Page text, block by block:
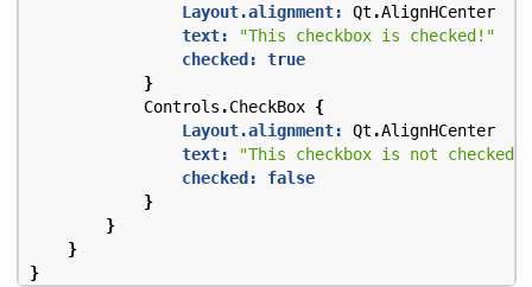
Layout.alignment:
Qt .AlignHCenter
text:
"This checkbox is checked!"
checked:
true
}
Controls .CheckBox {
Layout.alignment:
Qt .AlignHCenter
text:
"This checkbox is not checked!"
checked:
false
}
}
}
}